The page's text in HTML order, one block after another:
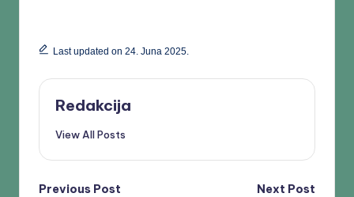
Last updated on 24. Juna 2025.
Redakcija
View All Posts
Previous Post Next Post